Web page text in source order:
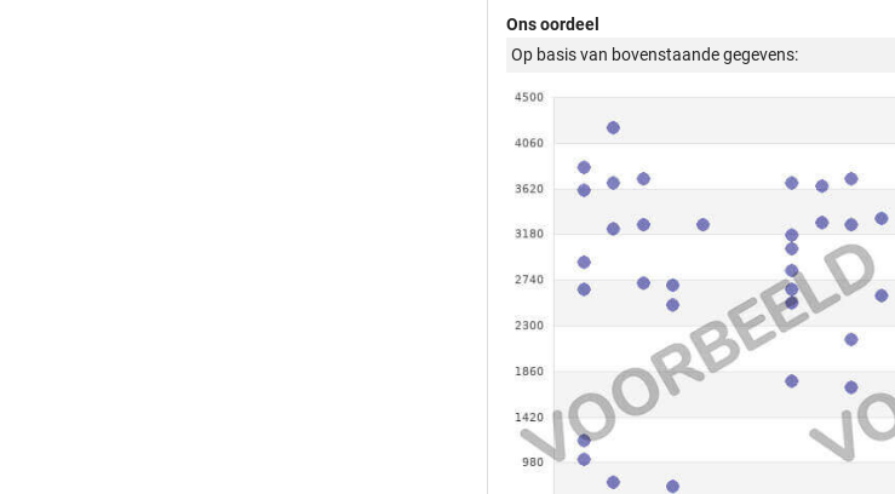
Ons oordeel
Op basis van bovenstaande gegevens: